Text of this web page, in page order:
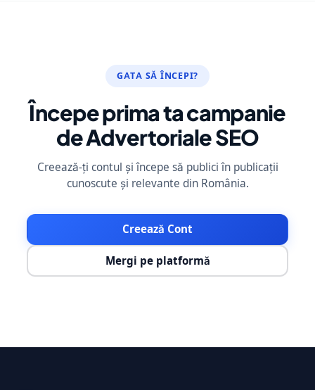
GATA SĂ ÎNCEPI?
Începe prima ta campanie
de Advertoriale SEO
Creează-ți contul și începe să publici în publicații
cunoscute și relevante din România.
Creează Cont
Mergi pe platformă